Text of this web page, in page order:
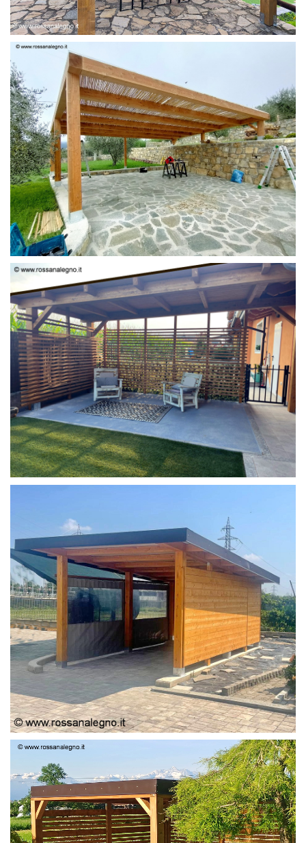
PERGOLA 6 X 3
COPERTURA MOBILE 2 AUTO
PERGOLA